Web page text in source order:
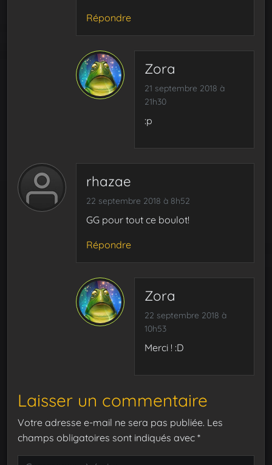
Répondre
Zora
21 septembre 2018 à
21h30
:p
rhazae
22 septembre 2018 à 8h52
GG pour tout ce boulot!
Répondre
Zora
22 septembre 2018 à
10h53
Merci ! :D
Laisser un commentaire
Votre adresse e-mail ne sera pas publiée. Les
champs obligatoires sont indiqués avec *